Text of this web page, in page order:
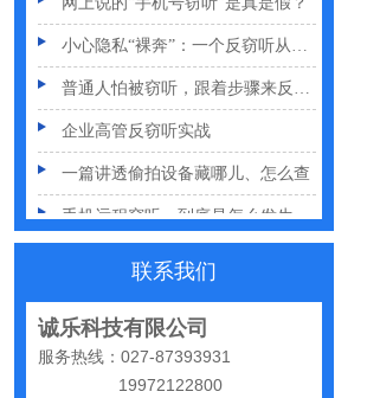
小心隐私“裸奔”：一个反窃听从业者的血泪提醒
普通人怕被窃听，跟着步骤来反窃听
企业高管反窃听实战
一篇讲透偷拍设备藏哪儿、怎么查
手机远程窃听，到底是怎么发生的？
怀疑自己被窃听该怎么办？
反窃听中有哪些常见的误区
出门在外，你还敢随手连WiFi吗
网购“反窃听神器”为何总翻车？
联系我们
诚乐科技有限公司
服务热线：027-87393931
19972122800